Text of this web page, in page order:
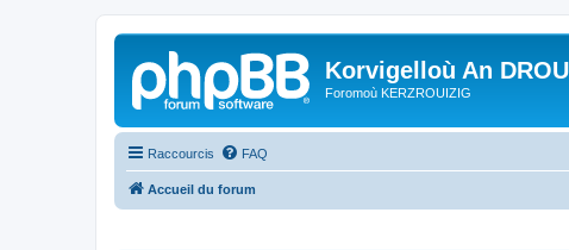
Korvigelloù An
Foromoù KERZROUIZIG
Raccourcis FAQ
Accueil du forum